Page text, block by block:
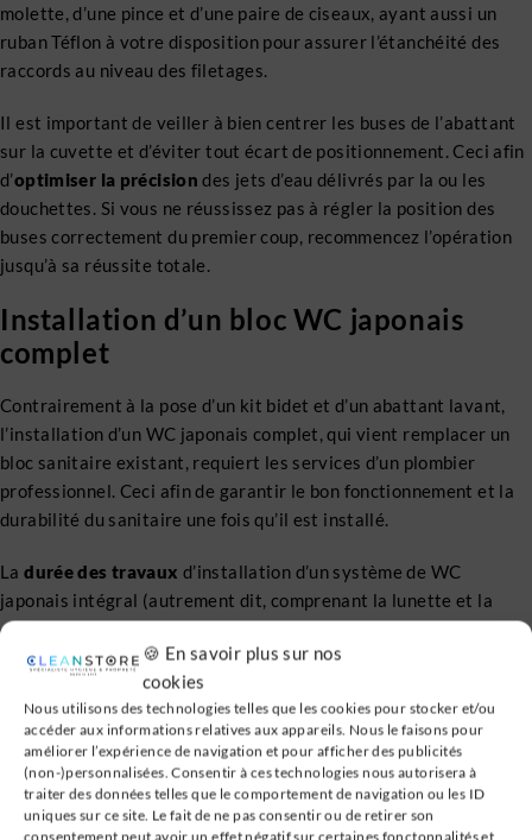
🍪 En savoir plus sur nos
cookies
Nous utilisons des technologies telles que les cookies pour stocker et/ou
accéder aux informations relatives aux appareils. Nous le faisons pour
améliorer l’expérience de navigation et pour afficher des publicités
(non-)personnalisées. Consentir à ces technologies nous autorisera à
traiter des données telles que le comportement de navigation ou les ID
uniques sur ce site. Le fait de ne pas consentir ou de retirer son
consentement peut avoir un effet négatif sur certaines fonctonnalités et
molette, d’une pince et d’une paire de ciseaux, ayant aussi un
ruban Téflon à votre disposition pour assurer l’étanchéité des
raccords au niveau des filetages.
Il est important de veiller à bien centrer les buses de l’abattant
sur la cuvette et d’éviter tout écart de positionnement. Ceci afin
d’optimiser la précision des jets d’eau délivrés par la ou les
douchettes. Si vous ne réussissez pas à régler la position des
buses correctement du premier coup, recommencez l’opération
jusqu’à sa réussite totale.
Installation d’un bloc WC japonais
complet
Contrairement à la pose d’un kit bidet et d’un abattant lavant,
l’installation d’un WC japonais complet, qui vient remplacer un
bloc sanitaire existant, requiert les services d’un plombier
professionnel. Ceci afin de garantir le bon fonctionnement et la
durabilité du sanitaire une fois qu’il est installé.
Ladurée des travaux d’installation d’un système de WC
japonais intégral (autrement dit, comprenant la lunette et la
cuvette) varie en fonction du type de toilettes japonaises à
poser. Ainsi, s’il s’agit d’un WC au sol, il faut compter entre 2 et 3
heures de travaux. Alors que la durée d’installation d’un WC
suspendu, quant à elle, s’étend généralement sur 2-3 jours, car
les travaux incluent la pose d’un bâti-support.
Les principales fonctionnalités